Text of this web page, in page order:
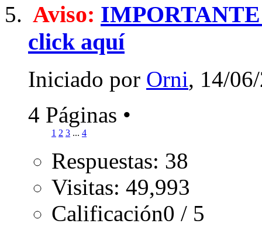
Aviso: IMPORTANTE
click aquí
Iniciado por Orni, 14/
4 Páginas •
1 2 3 ... 4
Respuestas: 38
Visitas: 49,993
Calificación0 / 5